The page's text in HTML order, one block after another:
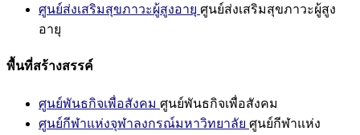
ศูนย์ส่งเสริมสุขภาวะผู้สูงอายุ ศูนย์ส่งเสริมสุขภาวะผู้สูง
อายุ
พื้นที่สร้างสรรค์
ศูนย์พันธกิจเพื่อสังคม ศูนย์พันธกิจเพื่อสังคม
ศูนย์กีฬาแห่งจุฬาลงกรณ์มหาวิทยาลัย ศูนย์กีฬาแห่ง